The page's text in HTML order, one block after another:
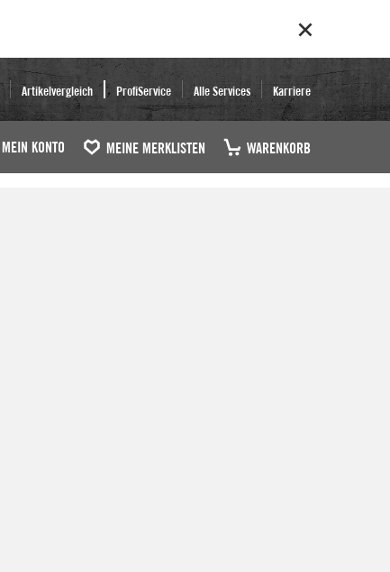
Artikelvergleich ProfiService Alle Services Karriere
MEIN KONTO MEINE MERKLISTEN WARENKORB